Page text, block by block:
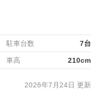
駐車台数 7台
車高 210cm
2026年7月24日 更新